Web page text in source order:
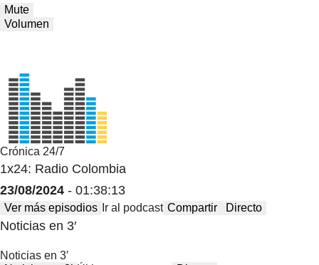
Mute
Volumen
Crónica 24/7
1x24: Radio Colombia
23/08/2024 - 01:38:13
Ver más episodios Ir al podcast Compartir Directo
Noticias en 3′
Noticias en 3′